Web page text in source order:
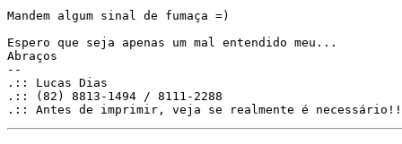
Mandem algum sinal de fumaça =)
Espero que seja apenas um mal entendido meu...
Abraços
--
.:: Lucas Dias
.:: (82) 8813-1494 / 8111-2288